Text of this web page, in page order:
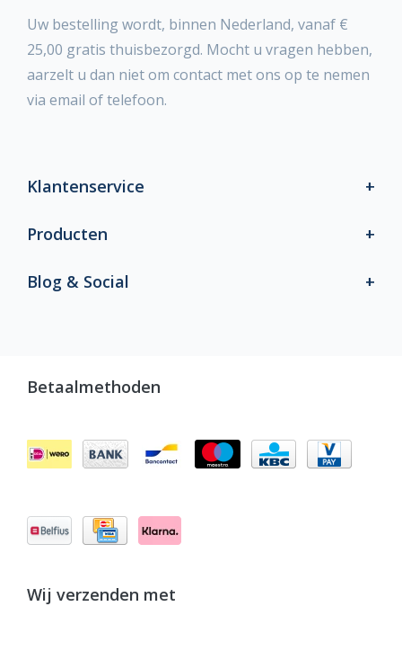
Uw bestelling wordt, binnen Nederland, vanaf €
25,00 gratis thuisbezorgd. Mocht u vragen hebben,
aarzelt u dan niet om contact met ons op te nemen
via email of telefoon.
Klantenservice
Producten
Blog & Social
Betaalmethoden
Wij verzenden met